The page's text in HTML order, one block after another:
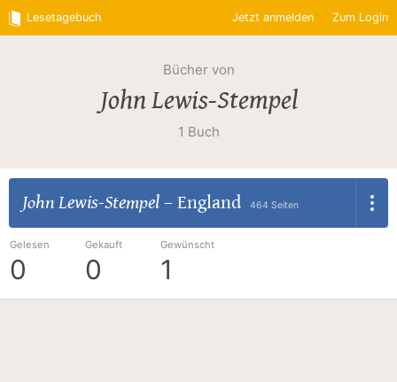
Lesetagebuch Jetzt anmelden Zum Login
Bücher von
John Lewis-Stempel
1 Buch
John Lewis-Stempel– England 464 Seiten
Gelesen
0
Gekauft
0
Gewünscht
1